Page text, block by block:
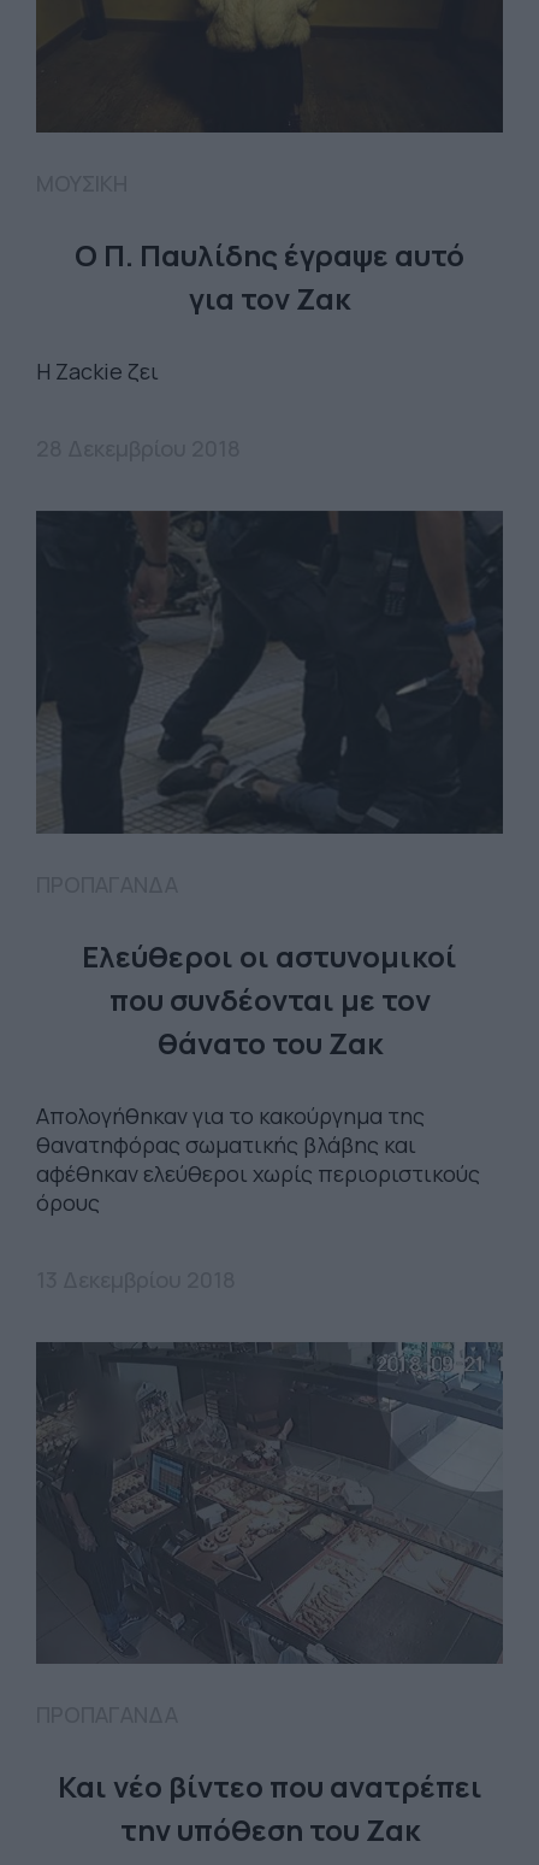
Ο Π. Παυλίδης έγραψε αυτό
για τον Ζακ
Η Zackie ζει
Ελεύθεροι οι αστυνομικοί
που συνδέονται με τον
θάνατο του Ζακ
Απολογήθηκαν για το κακούργημα της
θανατηφόρας σωματικής βλάβης και
αφέθηκαν ελεύθεροι χωρίς περιοριστικούς
όρους
Και νέο βίντεο που ανατρέπει
την υπόθεση του Ζακ